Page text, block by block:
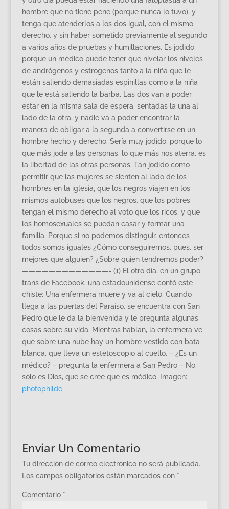
hombre que no tiene pene (porque nunca lo tuvo), y
tenga que atenderlos a los dos igual, con el mismo
derecho, y sin haber sometido previamente al segundo
a varios años de pruebas y humillaciones. Es jodido,
porque un médico puede tener que nivelar los niveles
de andrógenos y estrógenos tanto a la niña que le
están saliendo demasiadas espinillas como a la niña
que le está saliendo la barba. Las dos van a poder
estar en la misma sala de espera, sentadas la una al
lado de la otra, y nadie va a poder encontrar la
manera de obligar a la segunda a convertirse en un
hombre hecho y derecho. Sería muy jodido, porque lo
que más jode a las personas, lo que más nos aterra, es
la libertad de las otras personas. Tan jodido como
permitir que las mujeres se sienten al lado de los
hombres en la iglesia, que los negros viajen en los
mismos autobuses que los negros, que los pobres
tengan el mismo derecho al voto que los ricos, y que
los homosexuales se puedan casar y formar una
familia. Porque si no podemos distinguir, entonces
todos somos iguales ¿Cómo conseguiremos, pues, ser
mejores que alguien? ¿Sobre quien tendremos poder?
—————————————- (1) El otro día, en un grupo
trans de Facebook, una estadounidense contó este
chiste: Una enfermera muere y va al cielo. Cuando
llega a las puertas del Paraiso, se encuentra con San
Pedro que le da la bienvenida y le pregunta algunas
cosas sobre su vida. Mientras hablan, la enfermera ve
que sobre una nube hay un hombre vestido con bata
blanca, que lleva un estetoscopio al cuello. – ¿Es un
médico? – pregunta la enfermera a San Pedro – No,
sólo es Dios, que se cree que es médico. Imagen:
photophilde
Enviar Un Comentario
Tu dirección de correo electrónico no será publicada.
Los campos obligatorios están marcados con *
Comentario *